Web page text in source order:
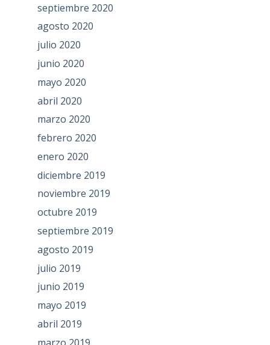
septiembre 2020
agosto 2020
julio 2020
junio 2020
mayo 2020
abril 2020
marzo 2020
febrero 2020
enero 2020
diciembre 2019
noviembre 2019
octubre 2019
septiembre 2019
agosto 2019
julio 2019
junio 2019
mayo 2019
abril 2019